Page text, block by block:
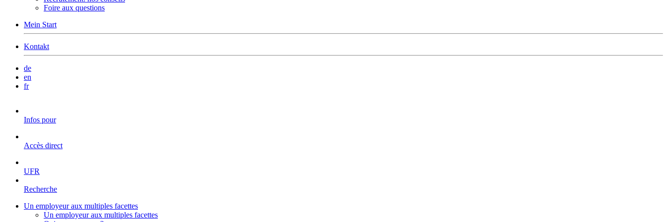
Foire aux questions
Mein Start
Kontakt
de
en
fr
Infos pour
Accès direct
UFR
Recherche
Un employeur aux multiples facettes
Un employeur aux multiples facettes